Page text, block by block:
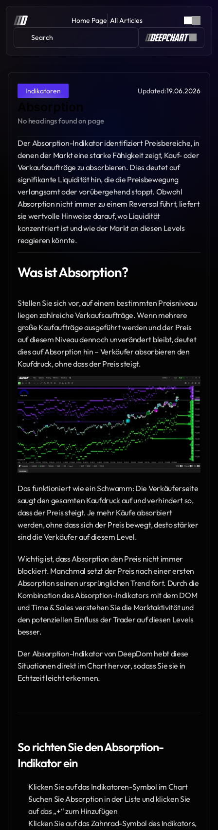
Home Page All Articles
Search
Indikatoren Updated:19.06.2026
Absorption
No headings found on page
Der Absorption-Indikator identifiziert Preisbereiche, in
denen der Markt eine starke Fähigkeit zeigt, Kauf- oder
Verkaufsaufträge zu absorbieren. Dies deutet auf
signifikante Liquidität hin, die die Preisbewegung
verlangsamt oder vorübergehend stoppt. Obwohl
Absorption nicht immer zu einem Reversal führt, liefert
sie wertvolle Hinweise darauf, wo Liquidität
konzentriert ist und wie der Markt an diesen Levels
reagieren könnte.
Was ist Absorption?
Stellen Sie sich vor, auf einem bestimmten Preisniveau
liegen zahlreiche Verkaufsaufträge. Wenn mehrere
große Kaufaufträge ausgeführt werden und der Preis
auf diesem Niveau dennoch unverändert bleibt, deutet
dies auf Absorption hin – Verkäufer absorbieren den
Kaufdruck, ohne dass der Preis steigt.
Das funktioniert wie ein Schwamm: Die Verkäuferseite
saugt den gesamten Kaufdruck auf und verhindert so,
dass der Preis steigt. Je mehr Käufe absorbiert
werden, ohne dass sich der Preis bewegt, desto stärker
sind die Verkäufer auf diesem Level.
Wichtig ist, dass Absorption den Preis nicht immer
blockiert. Manchmal setzt der Preis nach einer ersten
Absorption seinen ursprünglichen Trend fort. Durch die
Kombination des Absorption-Indikators mit dem DOM
und Time & Sales verstehen Sie die Marktaktivität und
den potenziellen Einfluss der Trader auf diesen Levels
besser.
Der Absorption-Indikator von DeepDom hebt diese
Situationen direkt im Chart hervor, sodass Sie sie in
Echtzeit leicht erkennen.
So richten Sie den Absorption-
Indikator ein
Klicken Sie auf das Indikatoren-Symbol im Chart
Suchen Sie Absorption in der Liste und klicken Sie
auf das „+“ zum Hinzufügen
Klicken Sie auf das Zahnrad-Symbol des Indikators,